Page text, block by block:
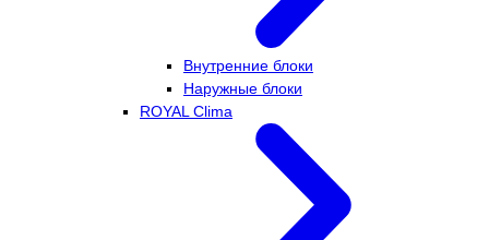
Внутренние блоки
Наружные блоки
ROYAL Clima